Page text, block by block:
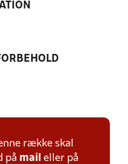
række skal
på mail eller på